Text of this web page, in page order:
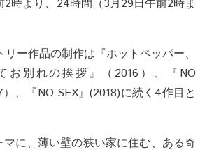
時より、24時間（3月29日午前2時ま
ー作品の制作は『ホットペッパー、
お別れの挨拶』（2016）、『NŌ
、『NO SEX』(2018)に続く4作目と
マに、薄い壁の狭い家に住む、ある奇